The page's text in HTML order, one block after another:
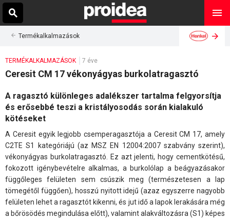
Termékalkalmazások
TERMÉKALKALMAZÁSOK 7 éve
Ceresit CM 17 vékonyágyas burkolatragasztó
A ragasztó különleges adalékszer tartalma felgyorsítja
és erősebbé teszi a kristályosodás során kialakuló
kötéseket
A Ceresit egyik legjobb csemperagasztója a Ceresit CM 17, amely
C2TE S1 kategóriájú (az MSZ EN 12004:2007 szabvány szerint),
vékonyágyas burkolatragasztó. Ez azt jelenti, hogy cementkötésű,
fokozott igénybevételre alkalmas, a burkolólap a beágyazásakor
függőleges felületen sem csúszik meg (természetesen a lap
tömegétől függően), hosszú nyitott idejű (azaz egyszerre nagyobb
felületen lehet a ragasztót kikenni, és jut idő a lapok lerakására még
a bőrösödés megindulása előtt), valamint alakváltozásra (S1) képes